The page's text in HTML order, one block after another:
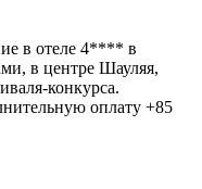
в отеле 4**** в
в центре Шауляя,
конкурса.
оплату +85